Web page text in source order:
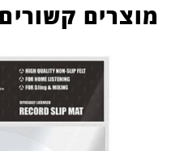
מוצרים קשורים